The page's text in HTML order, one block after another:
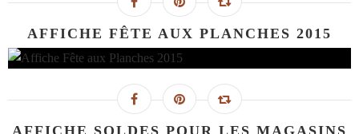
AFFICHE FÊTE AUX PLANCHES 2015